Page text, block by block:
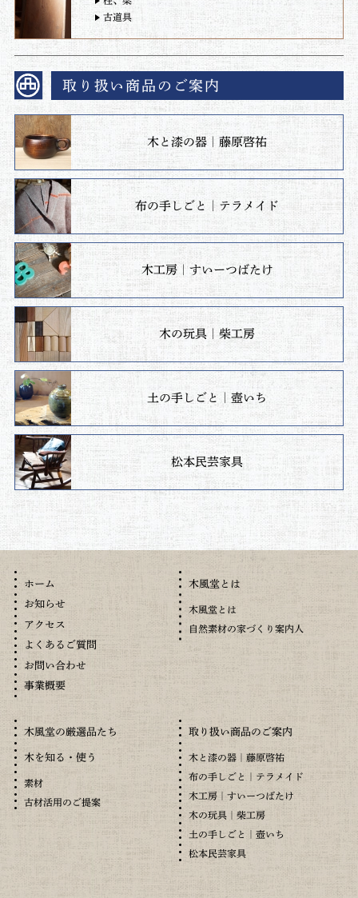
古道具
取り扱い商品のご案内
木と漆の器｜藤原啓祐
布の手しごと｜テラメイド
木工房｜すいーつばたけ
木の玩具｜柴工房
土の手しごと｜壺いち
松本民芸家具
ホーム
お知らせ
アクセス
よくあるご質問
お問い合わせ
事業概要
木風堂とは
木風堂とは
自然素材の家づくり案内人
木風堂の厳選品たち
木を知る・使う
素材
古材活用のご提案
取り扱い商品のご案内
木と漆の器｜藤原啓祐
布の手しごと｜テラメイド
木工房｜すいーつばたけ
木の玩具｜柴工房
土の手しごと｜壺いち
松本民芸家具